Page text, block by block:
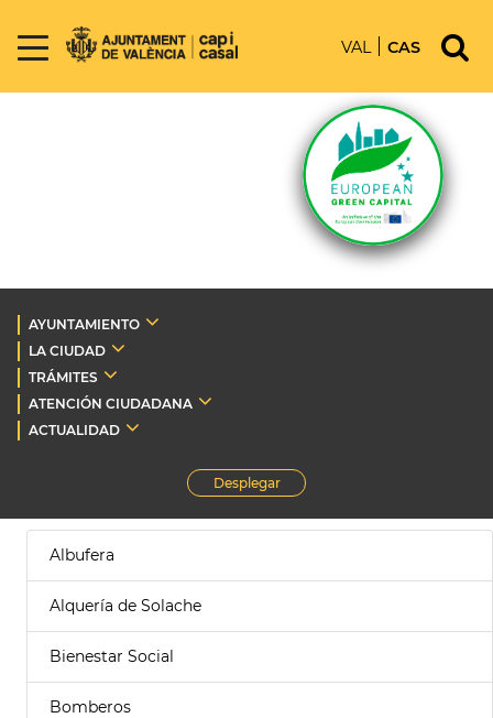
VAL CAS
AYUNTAMIENTO
LA CIUDAD
TRÁMITES
ATENCIÓN CIUDADANA
ACTUALIDAD
Desplegar
Albufera
Alquería de Solache
Bienestar Social
Bomberos